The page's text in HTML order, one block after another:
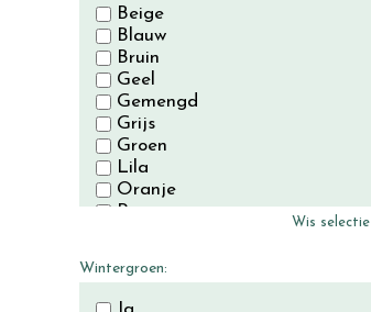
Beige
Blauw
Bruin
Geel
Gemengd
Grijs
Groen
Lila
Oranje
Paars
Wit
Zwart
Wis selectie
Wintergroen: